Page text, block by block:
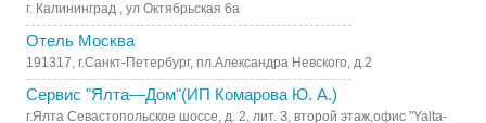
г. Калининград , ул Октябрьская 6а
Отель Москва
191317, г.Санкт-Петербург, пл.Александра Невского, д.2
Сервис "Ялта—Дом"(ИП Комарова Ю. А.)
г.Ялта Севастопольское шоссе, д. 2, лит. З, второй этаж,офис "Yalta-